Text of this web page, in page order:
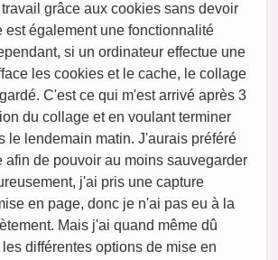
grâce aux cookies sans devoir
est également une fonctionnalité
si un ordinateur effectue une
les cookies et le cache, le collage
C'est ce qui m'est arrivé après 3
du collage et en voulant terminer
le lendemain matin. J'aurais préféré
afin de pouvoir au moins sauvegarder
j'ai pris une capture
en page, donc je n'ai pas eu à la
Mais j'ai quand même dû
différentes options de mise en